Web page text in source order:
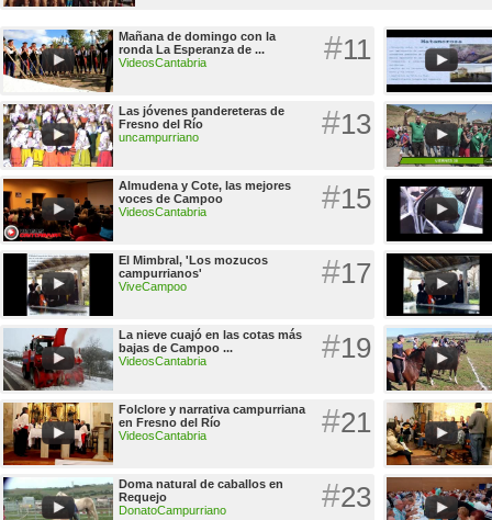
#11
Mañana de domingo con la
ronda La Esperanza de ...
VideosCantabria
#13
Las jóvenes pandereteras de
Fresno del Río
uncampurriano
#15
Almudena y Cote, las mejores
voces de Campoo
VideosCantabria
#17
El Mimbral, 'Los mozucos
campurrianos'
ViveCampoo
#19
La nieve cuajó en las cotas más
bajas de Campoo ...
VideosCantabria
#21
Folclore y narrativa campurriana
en Fresno del Río
VideosCantabria
#23
Doma natural de caballos en
Requejo
DonatoCampurriano